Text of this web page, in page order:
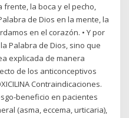
frente, la boca y el pecho,
de Dios en la mente, la
en el corazón. • Y por
Palabra de Dios, sino que
explicada de manera
de los anticonceptivos
Contraindicaciones.
beneficio en pacientes
(asma, eccema, urticaria),